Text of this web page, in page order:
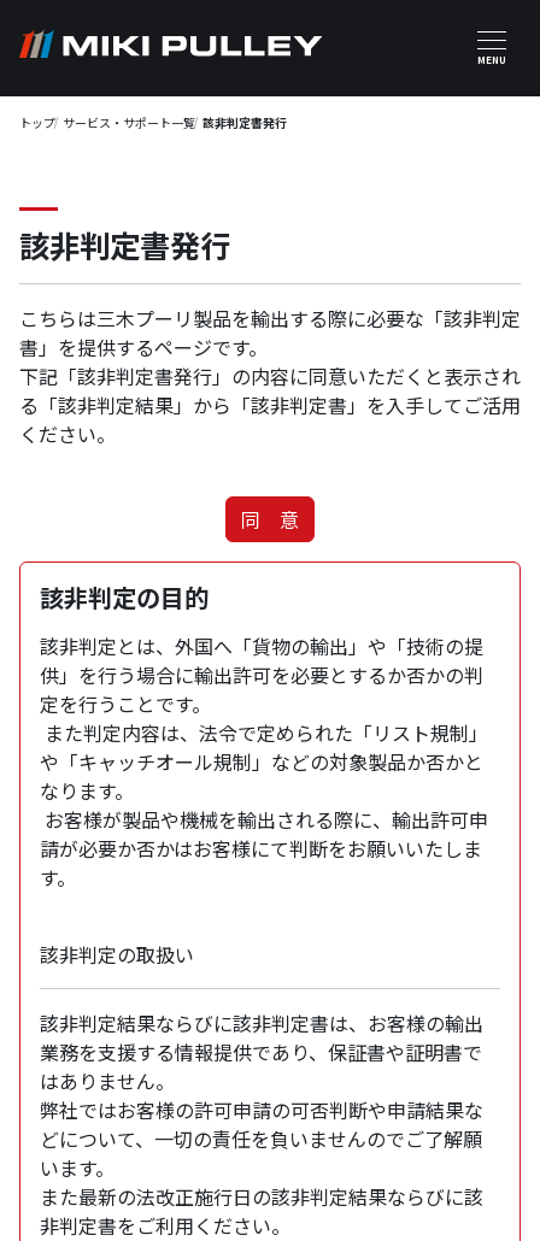
MENU
トップ サービス・サポート一覧 該非判定書発行
該非判定書発行
こちらは三木プーリ製品を輸出する際に必要な「該非判定
書」を提供するページです。
下記「該非判定書発行」の内容に同意いただくと表示され
る「該非判定結果」から「該非判定書」を入手してご活用
ください。
同 意
該非判定の目的
該非判定とは、外国へ「貨物の輸出」や「技術の提
供」を行う場合に輸出許可を必要とするか否かの判
定を行うことです。
また判定内容は、法令で定められた「リスト規制」
や「キャッチオール規制」などの対象製品か否かと
なります。
お客様が製品や機械を輸出される際に、輸出許可申
請が必要か否かはお客様にて判断をお願いいたしま
す。
該非判定の取扱い
該非判定結果ならびに該非判定書は、お客様の輸出
業務を支援する情報提供であり、保証書や証明書で
はありません。
弊社ではお客様の許可申請の可否判断や申請結果な
どについて、一切の責任を負いませんのでご了解願
います。
また最新の法改正施行日の該非判定結果ならびに該
非判定書をご利用ください。